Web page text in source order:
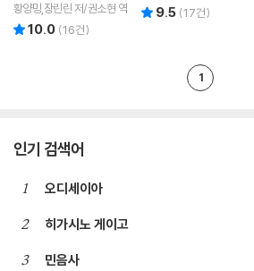
황양밍,장린린 저/권소현 역
10.0 (16건)
9.5 (17건)
1
인기 검색어
1 오디세이아
2 히가시노 게이고
3 민음사